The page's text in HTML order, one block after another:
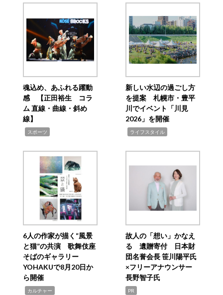
魂込め、あふれる躍動
感 【正田裕生 コラ
ム 直線・曲線・斜め
線】
スポーツ
新しい水辺の過ごし方
を提案 札幌市・豊平
川でイベント「川見
2026」を開催
ライフスタイル
6人の作家が描く“風景
と猫”の共演 歌舞伎座
そばのギャラリー
YOHAKUで8月20日か
ら開催
カルチャー
故人の「想い」かなえ
る 遺贈寄付 日本財
団名誉会長 笹川陽平氏
×フリーアナウンサー
長野智子氏
PR